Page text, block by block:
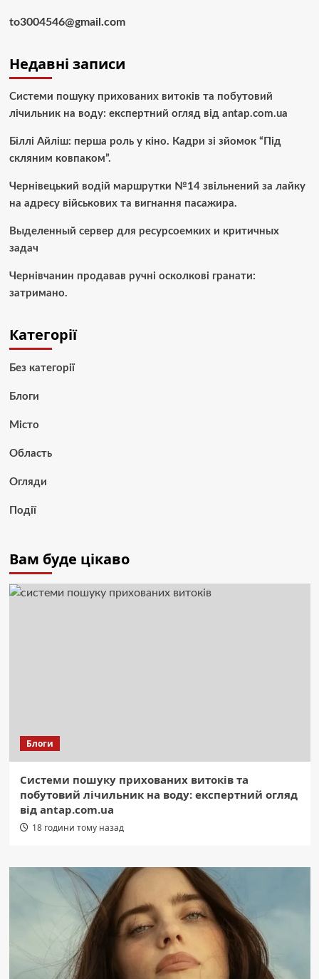
to3004546@gmail.com
Недавні записи
Системи пошуку прихованих витоків та побутовий
лічильник на воду: експертний огляд від antap.com.ua
Біллі Айліш: перша роль у кіно. Кадри зі зйомок “Під
скляним ковпаком”.
Чернівецький водій маршрутки №14 звільнений за лайку
на адресу військових та вигнання пасажира.
Выделенный сервер для ресурсоемких и критичных
задач
Чернівчанин продавав ручні осколкові гранати:
затримано.
Категорії
Без категорії
Блоги
Місто
Область
Огляди
Події
Вам буде цікаво
Блоги
Системи пошуку прихованих витоків та
побутовий лічильник на воду: експертний огляд
від antap.com.ua
18 години тому назад